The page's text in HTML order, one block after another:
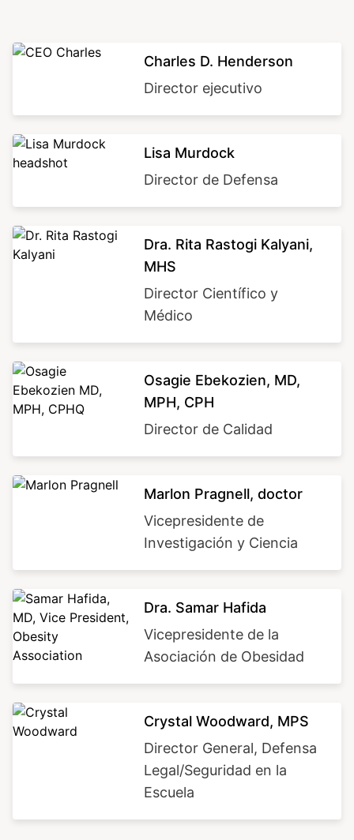
Image
Charles D. Henderson
Director ejecutivo
Image
Lisa Murdock
Director de Defensa
Image
Dra. Rita Rastogi Kalyani,
MHS
Director Científico y
Médico
Image
Osagie Ebekozien, MD,
MPH, CPH
Director de Calidad
Image
Marlon Pragnell, doctor
Vicepresidente de
Investigación y Ciencia
Image
Dra. Samar Hafida
Vicepresidente de la
Asociación de Obesidad
Image
Crystal Woodward, MPS
Director General, Defensa
Legal/Seguridad en la
Escuela